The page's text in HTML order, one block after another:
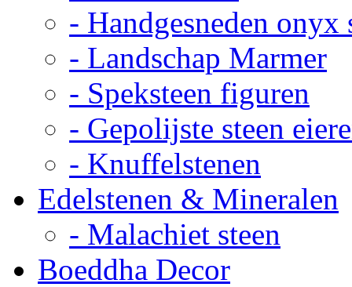
- Handgesneden onyx
- Landschap Marmer
- Speksteen figuren
- Gepolijste steen
- Knuffelstenen
Edelstenen & Mineralen
- Malachiet steen
Boeddha Decor